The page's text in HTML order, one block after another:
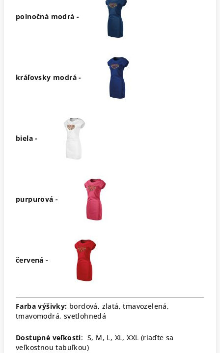
polnočná modrá -
kráľovsky modrá -
biela -
purpurová -
červená -
Farba výšivky: bordová, zlatá, tmavozelená,
tmavomodrá, svetlohnedá
Dostupné veľkosti: S, M, L, XL, XXL (riaďte sa
veľkostnou tabuľkou)